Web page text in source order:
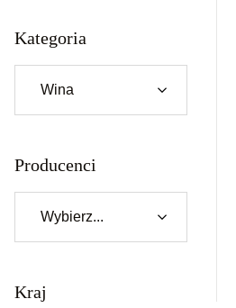
Kategoria
Producenci
Kraj